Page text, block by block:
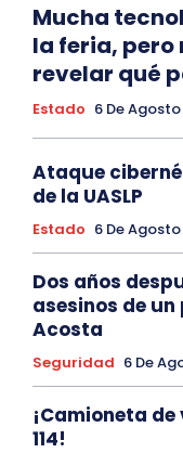
Mucha
la feria, pero
revelar qué
Estado 6 De
Ataque
de la UASLP
Estado 6 De
Dos años
asesinos de
Acosta
Seguridad 6 De
¡Camioneta de
114!